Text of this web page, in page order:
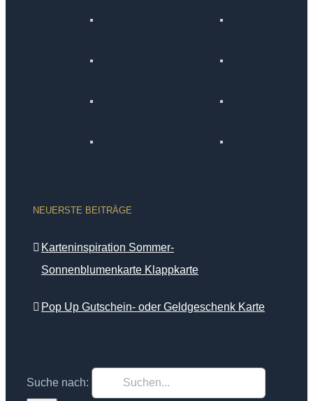
NEUERSTE BEITRÄGE
Karteninspiration Sommer-
Sonnenblumenkarte Klappkarte
Pop Up Gutschein- oder Geldgeschenk Karte
Suche nach: